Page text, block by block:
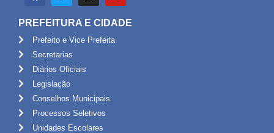
PREFEITURA E CIDADE
Prefeito e Vice Prefeita
Secretarias
Diários Oficiais
Legislação
Conselhos Municipais
Processos Seletivos
Unidades Escolares